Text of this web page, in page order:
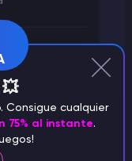
Consigue cualquier
75% al instante.